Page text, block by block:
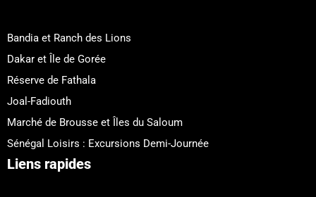
Bandia et Ranch des Lions
Dakar et Île de Gorée
Réserve de Fathala
Joal-Fadiouth
Marché de Brousse et Îles du Saloum
Sénégal Loisirs : Excursions Demi-Journée
Liens rapides